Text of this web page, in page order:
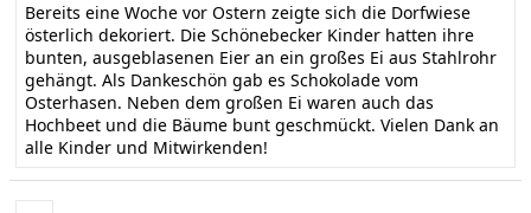
Bereits eine Woche vor Ostern zeigte sich die Dorfwiese
österlich dekoriert. Die Schönebecker Kinder hatten ihre
bunten, ausgeblasenen Eier an ein großes Ei aus Stahlrohr
gehängt. Als Dankeschön gab es Schokolade vom
Osterhasen. Neben dem großen Ei waren auch das
Hochbeet und die Bäume bunt geschmückt. Vielen Dank an
alle Kinder und Mitwirkenden!